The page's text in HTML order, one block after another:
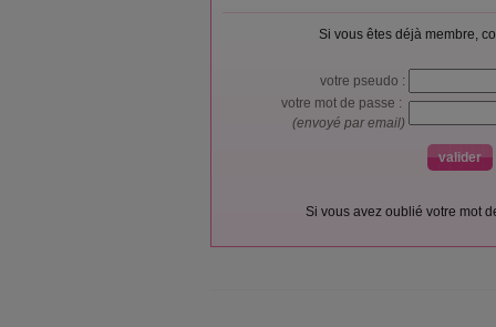
Si vous êtes déjà membre,
votre pseudo :
votre mot de passe :
(envoyé par email)
Si vous avez oublié votre mot